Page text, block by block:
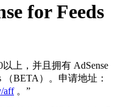
for Feeds
上，并且拥有 AdSense
（BETA）。申请地址：
aff。”